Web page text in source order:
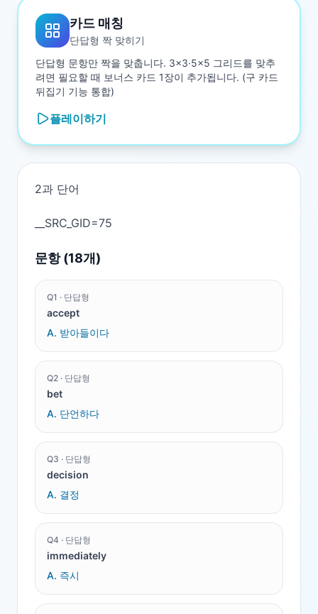
카드 매칭
단답형 짝 맞히기
단답형 문항만 짝을 맞춥니다. 3×3·5×5 그리드를 맞추
려면 필요할 때 보너스 카드 1장이 추가됩니다. (구 카드
뒤집기 기능 통합)
플레이하기
2과 단어
문항 (18개)
Q1 · 단답형
accept
A. 받아들이다
Q2 · 단답형
bet
A. 단언하다
Q3 · 단답형
decision
A. 결정
Q4 · 단답형
immediately
A. 즉시